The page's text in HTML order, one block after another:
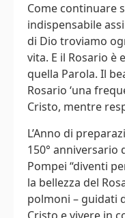
Come continuare
indispensabile
di Dio troviamo
vita. E il Rosario è
quella Parola. Il
Rosario ‘una
Cristo, mentre
L’Anno di
150° anniversario
Pompei “diventi
la bellezza del
polmoni – guidati